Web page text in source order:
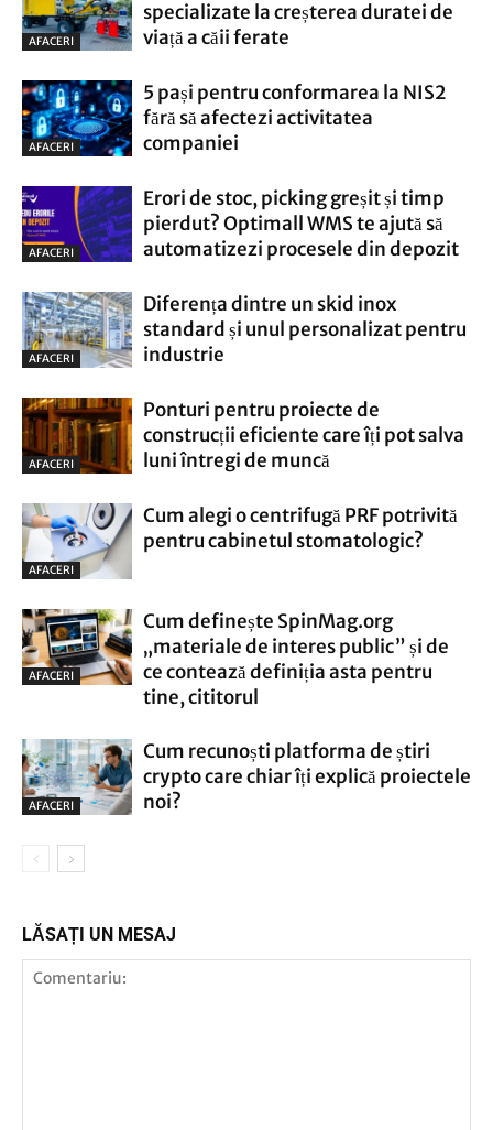
AFACERI
specializate la creșterea duratei de
viață a căii ferate
AFACERI
5 pași pentru conformarea la NIS2
fără să afectezi activitatea
companiei
AFACERI
Erori de stoc, picking greșit și timp
pierdut? Optimall WMS te ajută să
automatizezi procesele din depozit
AFACERI
Diferența dintre un skid inox
standard și unul personalizat pentru
industrie
AFACERI
Ponturi pentru proiecte de
construcții eficiente care îți pot salva
luni întregi de muncă
AFACERI
Cum alegi o centrifugă PRF potrivită
pentru cabinetul stomatologic?
AFACERI
Cum definește SpinMag.org
„materiale de interes public” și de
ce contează definiția asta pentru
tine, cititorul
AFACERI
Cum recunoști platforma de știri
crypto care chiar îți explică proiectele
noi?
LĂSAȚI UN MESAJ